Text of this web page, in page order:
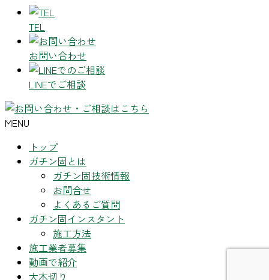
TEL
お問い合わせ
LINEでご相談
MENU
トップ
ガチン固とは
ガチン固技術情報
お問合せ
よくあるご質問
ガチン固インスタント
施工方法
施工業者募集
動画で紹介
大木切り